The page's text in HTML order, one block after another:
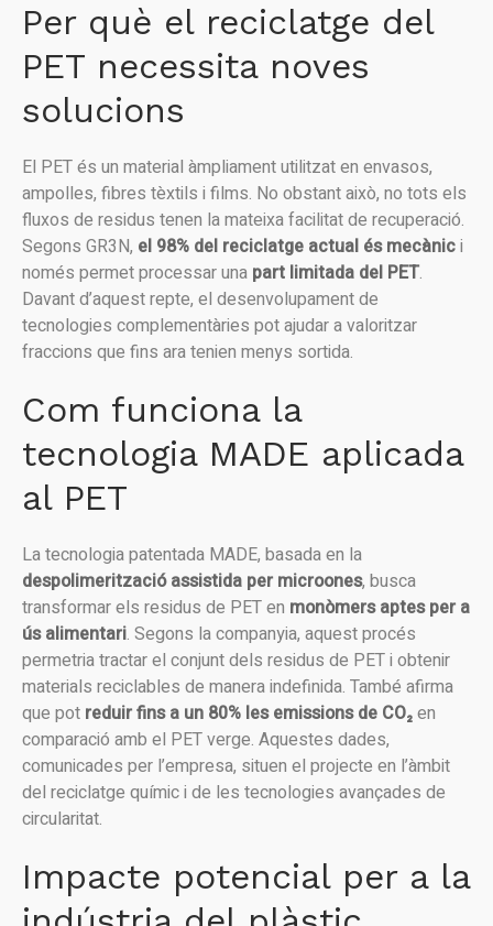
Per què el reciclatge del
PET necessita noves
solucions
El PET és un material àmpliament utilitzat en envasos,
ampolles, fibres tèxtils i films. No obstant això, no tots els
fluxos de residus tenen la mateixa facilitat de recuperació.
Segons GR3N, el 98% del reciclatge actual és mecànici
només permet processar una part limitada del PET.
Davant d’aquest repte, el desenvolupament de
tecnologies complementàries pot ajudar a valoritzar
fraccions que fins ara tenien menys sortida.
Com funciona la
tecnologia MADE aplicada
al PET
La tecnologia patentada MADE, basada en la
despolimerització assistida per microones, busca
transformar els residus de PET en monòmers aptes per a
ús alimentari. Segons la companyia, aquest procés
permetria tractar el conjunt dels residus de PET i obtenir
materials reciclables de manera indefinida. També afirma
que pot reduir fins a un 80% les emissions de CO₂en
comparació amb el PET verge. Aquestes dades,
comunicades per l’empresa, situen el projecte en l’àmbit
del reciclatge químic i de les tecnologies avançades de
circularitat.
Impacte potencial per a la